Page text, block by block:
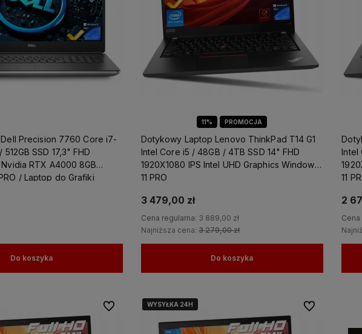
Precision 7760 Core i7-
512GB SSD 17,3" FHD
RTX A4000 8GB
/ Laptop do Grafiki
Do koszyka
11% PROMOCJA
Dotykowy Laptop Lenovo ThinkPad T14 G1
Intel Core i5 / 48GB / 4TB SSD 14" FHD
1920X1080 IPS Intel UHD Graphics Windows
11 PRO
3 479,00 zł
Cena regularna: 3 889,00 zł
Najniższa cena:3 279,00 zł
Do koszyka
Intel
11
2
Cena
Do ulubionychWYSYŁKA 24H
WYSYŁKA 24H Do ulubionych